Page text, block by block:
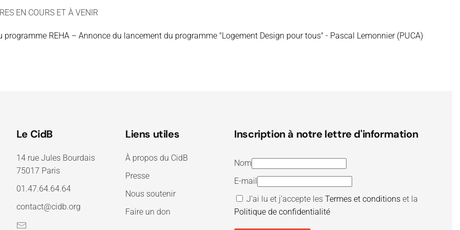
EN COURS ET À VENIR
REHA – Annonce du lancement du programme "Logement Design pour tous" - Pascal Lemonnier (PUCA)
Le CidB
14 rue Jules Bourdais
75017 Paris
01.47.64.64.64
contact@cidb.org
Liens utiles
À propos du CidB
Presse
Nous soutenir
Faire un don
Inscription à notre lettre d'information
Nom
E-mail
J’ai lu et j’accepte lesTermes et conditions et la
Politique de confidentialité